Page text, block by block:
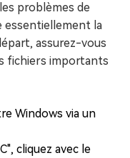
problèmes de
essentiellement la
assurez-vous
fichiers importants
Windows via un
cliquez avec le